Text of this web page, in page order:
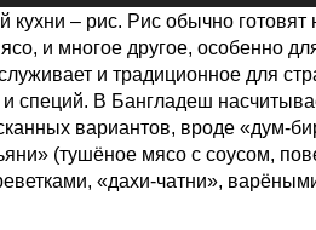
– рис. Рис обычно
и многое другое, особенно
и традиционное для
специй. В Бангладеш
вариантов, вроде «дум-
(тушёное мясо с соусом,
«дахи-чатни»,